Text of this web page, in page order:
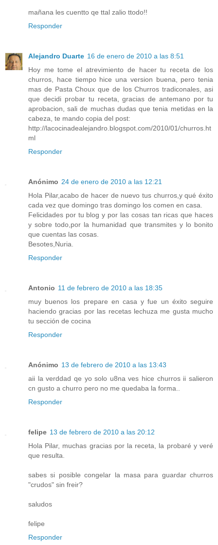
mañana les cuentto qe ttal zalio ttodo!!
Responder
Alejandro Duarte 16 de enero de 2010 a las 8:51
Hoy me tome el atrevimiento de hacer tu receta de los
churros, hace tiempo hice una version buena, pero tenia
mas de Pasta Choux que de los Churros tradiconales, asi
que decidi probar tu receta, gracias de antemano por tu
aprobacion, sali de muchas dudas que tenia metidas en la
cabeza, te mando copia del post:
http://lacocinadealejandro.blogspot.com/2010/01/churros.ht
ml
Responder
Anónimo 24 de enero de 2010 a las 12:21
Hola Pilar,acabo de hacer de nuevo tus churros,y qué éxito
cada vez que domingo tras domingo los comen en casa.
Felicidades por tu blog y por las cosas tan ricas que haces
y sobre todo,por la humanidad que transmites y lo bonito
que cuentas las cosas.
Besotes,Nuria.
Responder
Antonio 11 de febrero de 2010 a las 18:35
muy buenos los prepare en casa y fue un éxito seguire
haciendo gracias por las recetas lechuza me gusta mucho
tu sección de cocina
Responder
Anónimo 13 de febrero de 2010 a las 13:43
aii la verddad qe yo solo u8na ves hice churros ii salieron
cn gusto a churro pero no me quedaba la forma..
Responder
felipe 13 de febrero de 2010 a las 20:12
Hola Pilar, muchas gracias por la receta, la probaré y veré
que resulta.
sabes si posible congelar la masa para guardar churros
"crudos" sin freir?
saludos
felipe
Responder